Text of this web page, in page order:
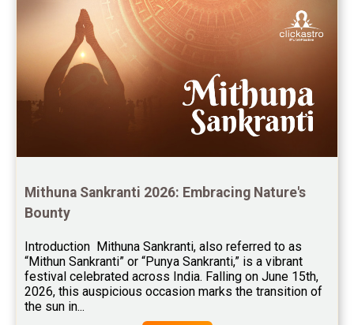
Rahu Ketu Transit Predictions Reviews
Jupiter Transit Predictions Reviews
Free Horoscope Reviews
Free Horoscope Compatibility Reviews
Free Personal Horoscope Reviews
Stock Market Predictions Reviews
Free Wealth Horoscope Reviews
Free Marriage Horoscope Reviews
Free Star Horoscope Reviews
Baby Names Reviews
Mithuna Sankranti 2026: Embracing Nature's
Bounty
Introduction  Mithuna Sankranti, also referred to as
“Mithun Sankranti” or “Punya Sankranti,” is a vibrant
festival celebrated across India. Falling on June 15th,
2026, this auspicious occasion marks the transition of
the sun in...